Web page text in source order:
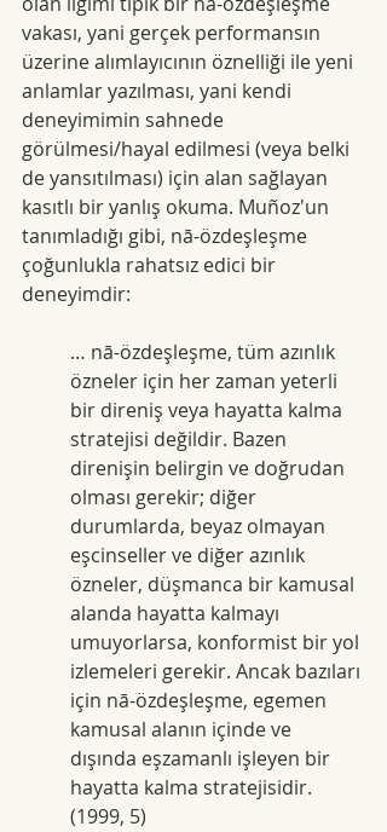
vakası, yani gerçek performansın
üzerine alımlayıcının öznelliği ile yeni
anlamlar yazılması, yani kendi
deneyimimin sahnede
görülmesi/hayal edilmesi (veya belki
de yansıtılması) için alan sağlayan
kasıtlı bir yanlış okuma. Muñoz'un
tanımladığı gibi, nā-özdeşleşme
çoğunlukla rahatsız edici bir
deneyimdir:
… nā-özdeşleşme, tüm azınlık
özneler için her zaman yeterli
bir direniş veya hayatta kalma
stratejisi değildir. Bazen
direnişin belirgin ve doğrudan
olması gerekir; diğer
durumlarda, beyaz olmayan
eşcinseller ve diğer azınlık
özneler, düşmanca bir kamusal
alanda hayatta kalmayı
umuyorlarsa, konformist bir yol
izlemeleri gerekir. Ancak bazıları
için nā-özdeşleşme, egemen
kamusal alanın içinde ve
dışında eşzamanlı işleyen bir
hayatta kalma stratejisidir.
(1999, 5)